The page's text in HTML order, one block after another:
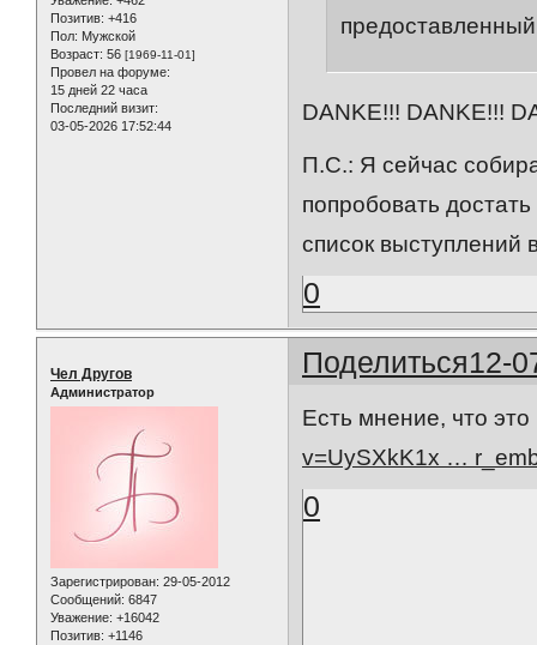
Позитив: +416
Пол: Мужской
Возраст: 56 [1969-11-01]
Провел на форуме:
15 дней 22 часа
Последний визит:
03-05-2026 17:52:44
DANKE!!! DANKE!!!
П.С.: Я сейчас
попробовать
список
0
Поделиться12-
Чел Другов
Администратор
Зарегистрирован: 29-05-2012
Сообщений: 6847
Уважение: +16042
Позитив: +1146
Есть мнение, что
v=UySXkK1x …
0